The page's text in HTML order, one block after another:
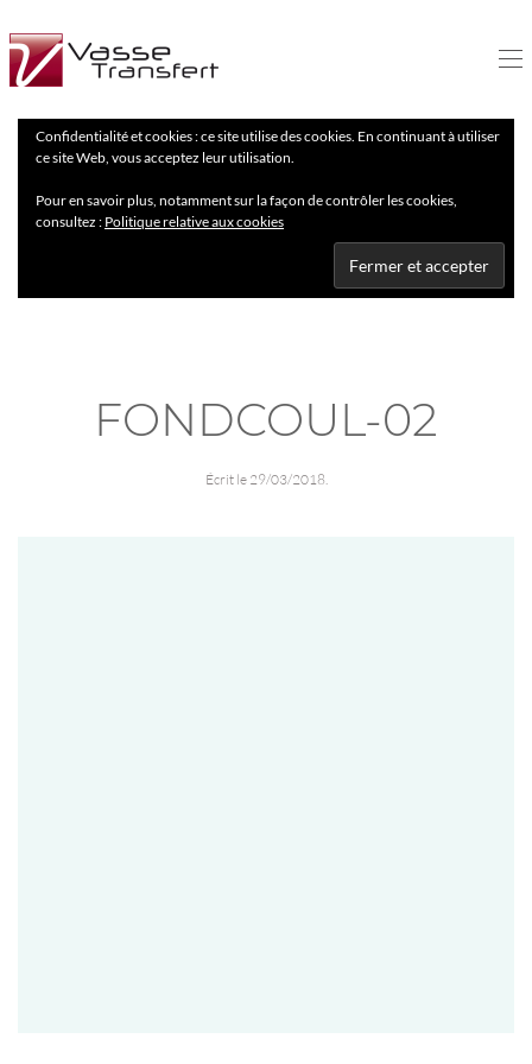
Confidentialité et cookies : ce site utilise des cookies. En continuant à utiliser
ce site Web, vous acceptez leur utilisation.
Pour en savoir plus, notamment sur la façon de contrôler les cookies,
consultez : Politique relative aux cookies
FONDCOUL-02
Écrit le 29/03/2018.